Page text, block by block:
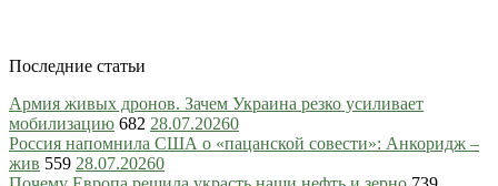
Последние статьи
Армия живых дронов. Зачем Украина резко усиливает
мобилизацию 682 28.07.20260
Россия напомнила США о «пацанской совести»: Анкоридж –
жив 559 28.07.20260